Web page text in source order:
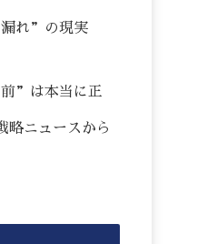
れ”の現実
”は本当に正
略ニュースから